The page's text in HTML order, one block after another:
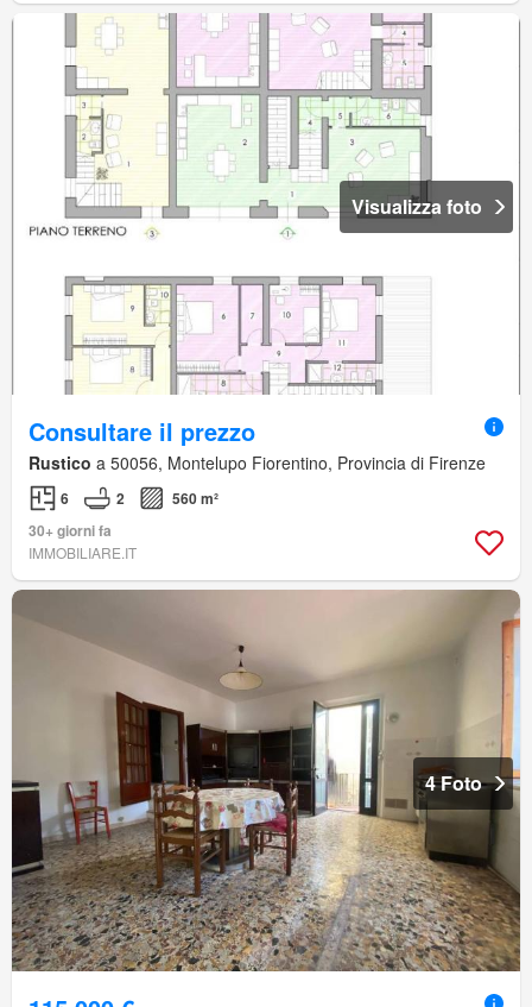
Visualizza foto
Consultare il prezzo
Rustico a 50056, Montelupo Fiorentino, Provincia di Firenze
6 2
560 m²
30+ giorni fa
IMMOBILIARE.IT
4 Foto